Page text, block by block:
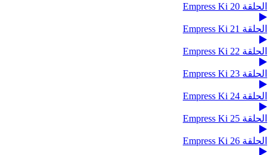
الحلقة 20 Empress Ki
الحلقة 21 Empress Ki
الحلقة 22 Empress Ki
الحلقة 23 Empress Ki
الحلقة 24 Empress Ki
الحلقة 25 Empress Ki
الحلقة 26 Empress Ki